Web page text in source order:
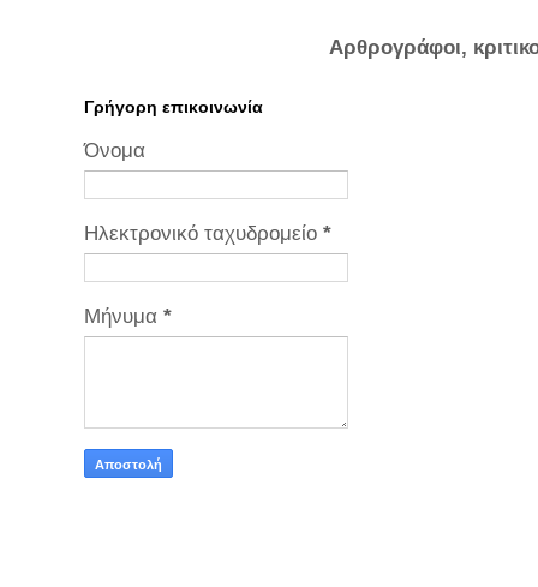
Αρθρογράφοι,
Γρήγορη επικοινωνία
Όνομα
Ηλεκτρονικό ταχυδρομείο *
Μήνυμα *